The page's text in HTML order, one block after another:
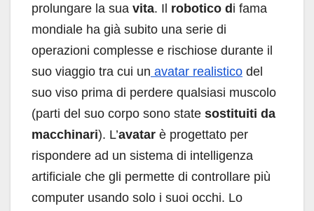
prolungare la sua vita. Il robotico d i fama
mondiale ha già subito una serie di
operazioni complesse e rischiose durante il
suo viaggio tra cui un avatar realistico del
suo viso prima di perdere qualsiasi muscolo
(parti del suo corpo sono state sostituiti da
macchinari). L’avatar è progettato per
rispondere ad un sistema di intelligenza
artificiale che gli permette di controllare più
computer usando solo i suoi occhi. Lo